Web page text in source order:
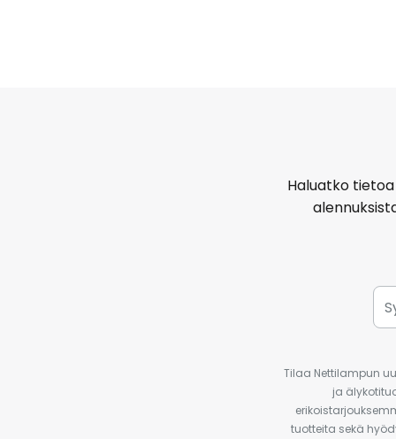
Haluatko
Tilaa Nettilampun
ja
tuotteita sekä